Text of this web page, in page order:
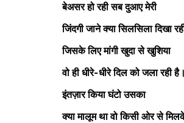
बेअसर हो रही सब दुआए मेरी
जिंदगी जाने क्या सिलसिला दिखा
जिसके लिए मांगी खुदा से खुशिया
वो ही धीरे-धीरे दिल को जला रही है।
इंतज़ार किया घंटो उसका
क्या मालूम था वो किसी ओर से